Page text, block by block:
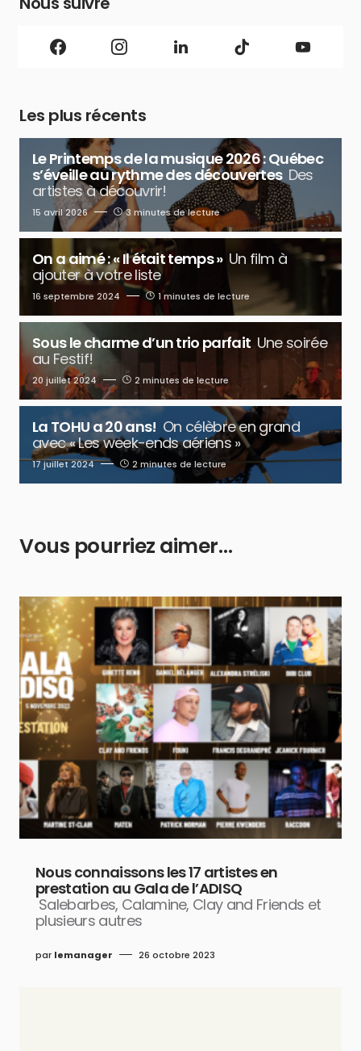
Les plus récents
Le Printemps de la musique 2026 : Québec
s’éveille au rythme des découvertes Des
artistes à découvrir!
15 avril 2026 3 minutes de lecture
On a aimé : « Il était temps » Un film à
ajouter à votre liste
16 septembre 2024 1 minutes de lecture
Sous le charme d’un trio parfait Une soirée
au Festif!
20 juillet 2024 2 minutes de lecture
La TOHU a 20 ans! On célèbre en grand
avec « Les week-ends aériens »
17 juillet 2024 2 minutes de lecture
Vous pourriez aimer…
Nous connaissons les 17 artistes en
prestation au Gala de l’ADISQ
Salebarbes, Calamine, Clay and Friends et
plusieurs autres
par lemanager 26 octobre 2023